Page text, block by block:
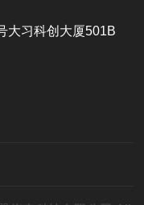
大习科创大厦501B